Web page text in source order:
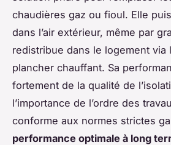
chaudières gaz ou fioul. Elle
dans l’air extérieur, même par
redistribue dans le logement via
plancher chauffant. Sa
fortement de la qualité de
l’importance de l’ordre des
conforme aux normes strictes
performance optimale à long